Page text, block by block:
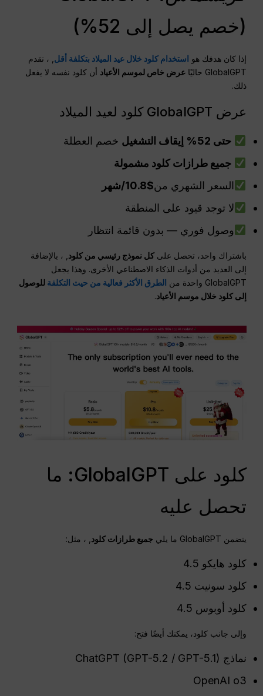
(خصم يصل إلى 52%)
إذا كان هدفك هو استخدام كلود خلال عيد الميلاد بتكلفة أقل, ، تقدم
GlobalGPT حاليًا
عرض خاص لموسم الأعياد أن كلود نفسه لا يفعل
ذلك.
عرض GlobalGPT كلود لعيد الميلاد
حتى 52% إيقاف التشغيل
خصم العطلة
جميع طرازات كلود مشمولة
السعر الشهري من$10.8/شهر
لا توجد قيود على المنطقة
وصول فوري — بدون قائمة انتظار
باشتراك واحد، تحصل علىكل نموذج رئيسي من كلود , ، بالإضافة
إلى العديد من أدوات الذكاء الاصطناعي الأخرى. وهذا يجعل
GlobalGPT واحدة من
الطرق الأكثر فعالية من حيث التكلفة للوصول
إلى كلود خلال موسم الأعياد.
كلود على GlobalGPT: ما
تحصل عليه
يتضمن GlobalGPT ما يلي جميع طرازات كلود , ، مثل:
كلود هايكو 4.5
كلود سونيت 4.5
كلود أوبوس 4.5
وإلى جانب كلود، يمكنك أيضًا فتح:
نماذج ChatGPT (GPT-5.2 / GPT-5.1)
OpenAI o3